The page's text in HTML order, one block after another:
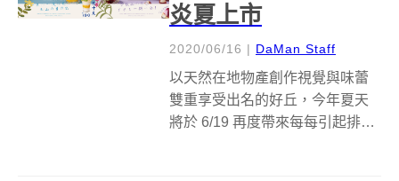
炎夏上市
2020/06/16 | DaMan Staff
以天然在地物產創作視覺與味蕾
雙重享受出名的好丘，今年夏天
將於 6/19 再度帶來每每引起排隊